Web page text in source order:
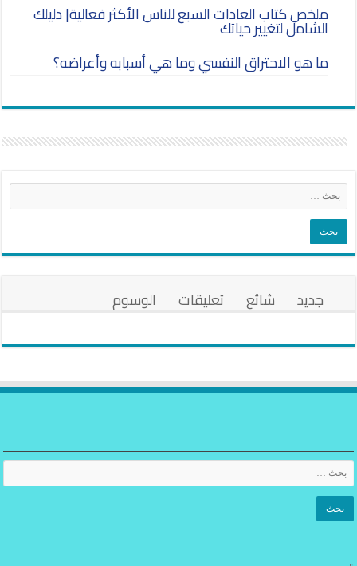
ملخص كتاب العادات السبع للناس الأكثر فعالية| دليلك
الشامل لتغيير حياتك
ما هو الاحتراق النفسي وما هي أسبابه وأعراضه؟
جديد شائع تعليقات الوسوم